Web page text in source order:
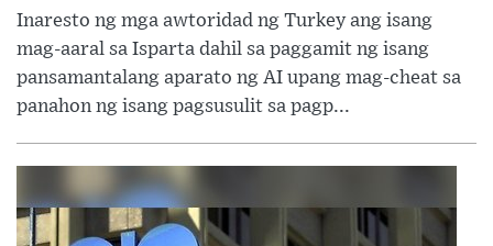
Inaresto ng mga awtoridad ng Turkey ang isang
mag-aaral sa Isparta dahil sa paggamit ng isang
pansamantalang aparato ng AI upang mag-cheat sa
panahon ng isang pagsusulit sa pagp...